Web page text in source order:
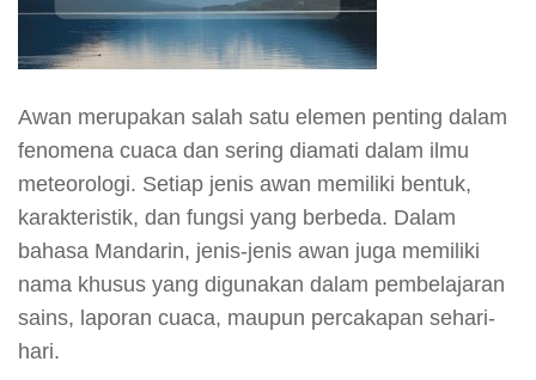
Awan merupakan salah satu elemen penting dalam
fenomena cuaca dan sering diamati dalam ilmu
meteorologi. Setiap jenis awan memiliki bentuk,
karakteristik, dan fungsi yang berbeda. Dalam
bahasa Mandarin, jenis-jenis awan juga memiliki
nama khusus yang digunakan dalam pembelajaran
sains, laporan cuaca, maupun percakapan sehari-
hari.